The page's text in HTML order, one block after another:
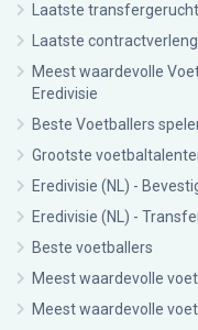
Laatste
Laatste
Meest waardevolle
Eredivisie
Beste Voetballers
Grootste
Eredivisie (NL) -
Eredivisie (NL) -
Beste voetballers
Meest waardevolle
Meest waardevolle